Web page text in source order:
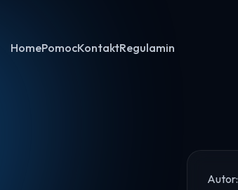
HomePomocKontaktRegulamin
Autor: